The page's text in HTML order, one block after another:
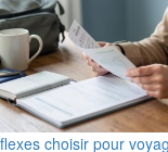
choisir pour